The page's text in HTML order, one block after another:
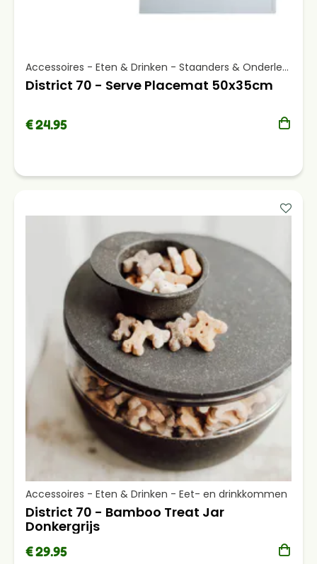
Accessoires - Eten & Drinken - Staanders & Onderleggers
District 70 - Serve Placemat 50x35cm
€ 24.95
Accessoires - Eten & Drinken - Eet- en drinkkommen
District 70 - Bamboo Treat Jar
Donkergrijs
€ 29.95